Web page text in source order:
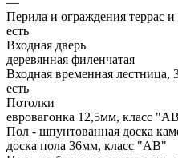
Перила и ограждения террас и
есть
Входная дверь
деревянная филенчатая
Входная временная лестница,
есть
Потолки
евровагонка 12,5мм, класс
Пол - шпунтованная доска
доска пола 36мм, класс "АB"